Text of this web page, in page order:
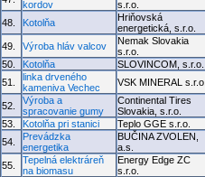
kordov
s.r.o.
48. Kotolňa
Hriňovská
energetická, s.r.o.
49. Výroba hláv valcov
Nemak Slovakia
s.r.o.
50.
Kotolňa SLOVINCOM, s.r.o.
51.
linka drveného
kameniva Vechec
VSK MINERAL s.r.o.
52.
Výroba a
spracovanie gumy
Continental Tires
Slovakia, s.r.o.
53.
Kotolňa pri stanici Teplo GGE s.r.o.
54.
Prevádzka
energetika
BUČINA ZVOLEN,
a.s.
55.
Tepelná elektráreň
na biomasu
Energy Edge ZC
s.r.o.